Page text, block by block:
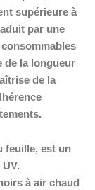
supérieure à
par une
de la longueur
de la
feuille, est un
à air chaud